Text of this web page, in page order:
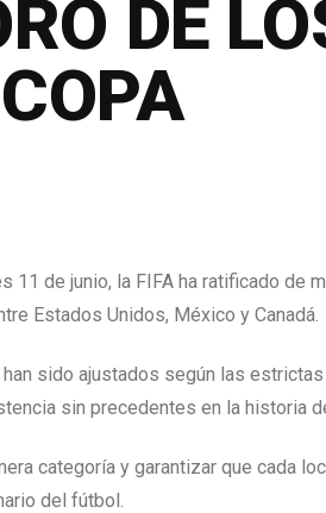
DE
de junio, la FIFA ha ratificado de
Estados Unidos, México y Canadá.
sido ajustados según las estrictas
sin precedentes en la historia
categoría y garantizar que cada
del fútbol.